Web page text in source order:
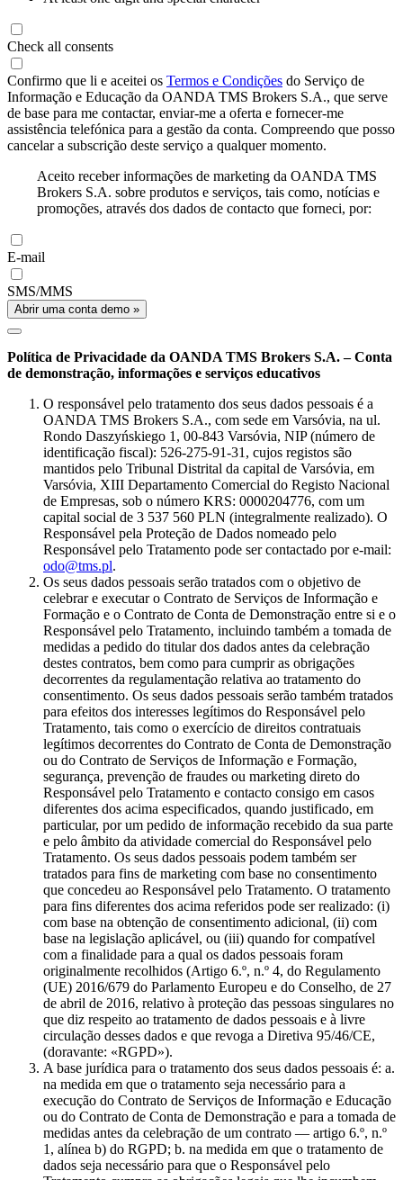
Check all consents
Confirmo que li e aceitei os Termos e Condições do Serviço de
Informação e Educação da OANDA TMS Brokers S.A., que serve
de base para me contactar, enviar-me a oferta e fornecer-me
assistência telefónica para a gestão da conta. Compreendo que posso
cancelar a subscrição deste serviço a qualquer momento.
Aceito receber informações de marketing da OANDA TMS
Brokers S.A. sobre produtos e serviços, tais como, notícias e
promoções, através dos dados de contacto que forneci, por:
E-mail
SMS/MMS
Abrir uma conta demo »
Política de Privacidade da OANDA TMS Brokers S.A. – Conta
de demonstração, informações e serviços educativos
O responsável pelo tratamento dos seus dados pessoais é a
OANDA TMS Brokers S.A., com sede em Varsóvia, na ul.
Rondo Daszyńskiego 1, 00-843 Varsóvia, NIP (número de
identificação fiscal): 526-275-91-31, cujos registos são
mantidos pelo Tribunal Distrital da capital de Varsóvia, em
Varsóvia, XIII Departamento Comercial do Registo Nacional
de Empresas, sob o número KRS: 0000204776, com um
capital social de 3 537 560 PLN (integralmente realizado). O
Responsável pela Proteção de Dados nomeado pelo
Responsável pelo Tratamento pode ser contactado por e-mail:
odo@tms.pl.
Os seus dados pessoais serão tratados com o objetivo de
celebrar e executar o Contrato de Serviços de Informação e
Formação e o Contrato de Conta de Demonstração entre si e o
Responsável pelo Tratamento, incluindo também a tomada de
medidas a pedido do titular dos dados antes da celebração
destes contratos, bem como para cumprir as obrigações
decorrentes da regulamentação relativa ao tratamento do
consentimento. Os seus dados pessoais serão também tratados
para efeitos dos interesses legítimos do Responsável pelo
Tratamento, tais como o exercício de direitos contratuais
legítimos decorrentes do Contrato de Conta de Demonstração
ou do Contrato de Serviços de Informação e Formação,
segurança, prevenção de fraudes ou marketing direto do
Responsável pelo Tratamento e contacto consigo em casos
diferentes dos acima especificados, quando justificado, em
particular, por um pedido de informação recebido da sua parte
e pelo âmbito da atividade comercial do Responsável pelo
Tratamento. Os seus dados pessoais podem também ser
tratados para fins de marketing com base no consentimento
que concedeu ao Responsável pelo Tratamento. O tratamento
para fins diferentes dos acima referidos pode ser realizado: (i)
com base na obtenção de consentimento adicional, (ii) com
base na legislação aplicável, ou (iii) quando for compatível
com a finalidade para a qual os dados pessoais foram
originalmente recolhidos (Artigo 6.º, n.º 4, do Regulamento
(UE) 2016/679 do Parlamento Europeu e do Conselho, de 27
de abril de 2016, relativo à proteção das pessoas singulares no
que diz respeito ao tratamento de dados pessoais e à livre
circulação desses dados e que revoga a Diretiva 95/46/CE,
(doravante: «RGPD»).
A base jurídica para o tratamento dos seus dados pessoais é: a.
na medida em que o tratamento seja necessário para a
execução do Contrato de Serviços de Informação e Educação
ou do Contrato de Conta de Demonstração e para a tomada de
medidas antes da celebração de um contrato — artigo 6.º, n.º
1, alínea b) do RGPD; b. na medida em que o tratamento de
dados seja necessário para que o Responsável pelo